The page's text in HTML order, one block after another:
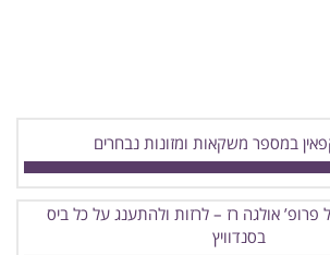
במספר משקאות ומזונות נבחרים
אולגה רז – לרזות ולהתענג על כל ביס
בסנדוויץ